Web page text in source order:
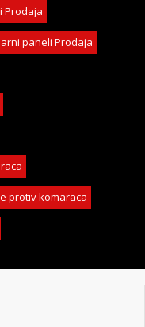
Prodaja
paneli Prodaja
protiv komaraca